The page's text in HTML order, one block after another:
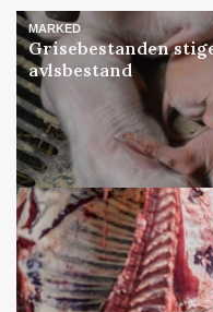
MARKED
Grisebestanden
avlsbestand